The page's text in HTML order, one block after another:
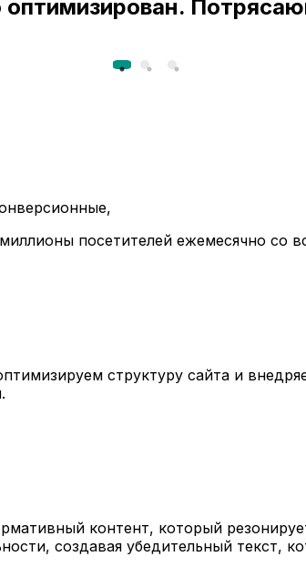
посетителей ежемесячно со
структуру сайта и
контент, который
создавая убедительный текст,